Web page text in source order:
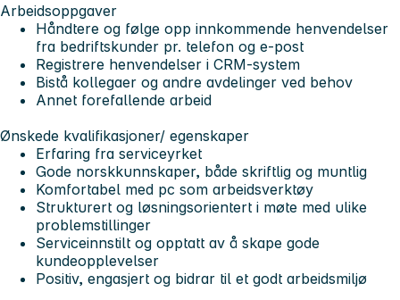
Arbeidsoppgaver
Håndtere og følge opp innkommende henvendelser
fra bedriftskunder pr. telefon og e-post
Registrere henvendelser i CRM-system
Bistå kollegaer og andre avdelinger ved behov
Annet forefallende arbeid
Ønskede kvalifikasjoner/ egenskaper
Erfaring fra serviceyrket
Gode norskkunnskaper, både skriftlig og muntlig
Komfortabel med pc som arbeidsverktøy
Strukturert og løsningsorientert i møte med ulike
problemstillinger
Serviceinnstilt og opptatt av å skape gode
kundeopplevelser
Positiv, engasjert og bidrar til et godt arbeidsmiljø